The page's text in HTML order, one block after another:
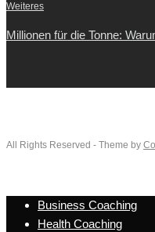
Weiteres
Millionen für die Tonne:
All Rights Reserved - Theme by
Business Coaching
Health Coaching